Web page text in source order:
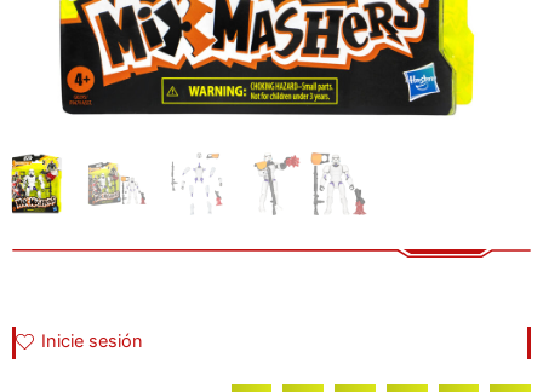
Inicie sesión